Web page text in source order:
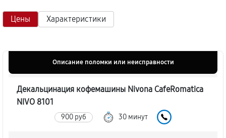
Цены Характеристики
Описание поломки или неисправности
Декальцинация кофемашины Nivona CafeRomatica
NIVO 8101
900 руб 30 минут